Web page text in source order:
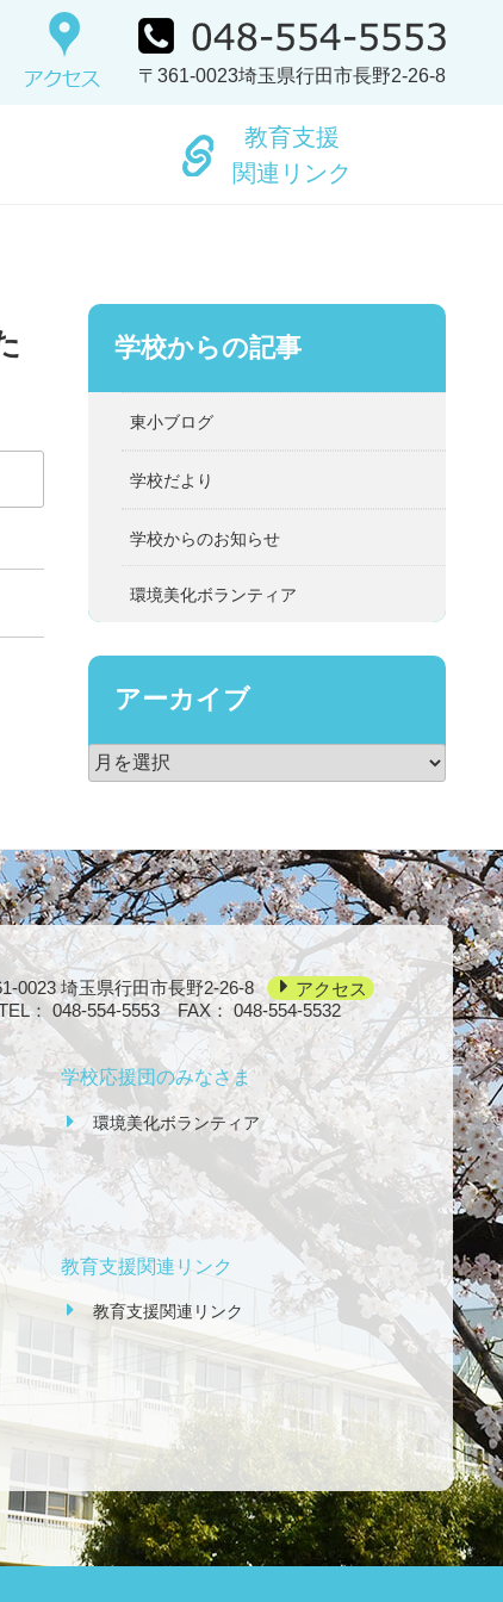
〒361-0023埼玉県行田市長野2-26-8
教育支援
関連リンク
学校からの記事
東小ブログ
学校だより
学校からのお知らせ
環境美化ボランティア
アーカイブ
学校応援団のみなさま
環境美化ボランティア
教育支援関連リンク
教育支援関連リンク
0023埼玉県行田市長野2-26-8
アクセス
：048-554-5553FAX： 048-554-5532